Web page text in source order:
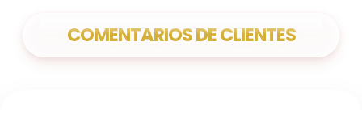
COMENTARIOS DE CLIENTES